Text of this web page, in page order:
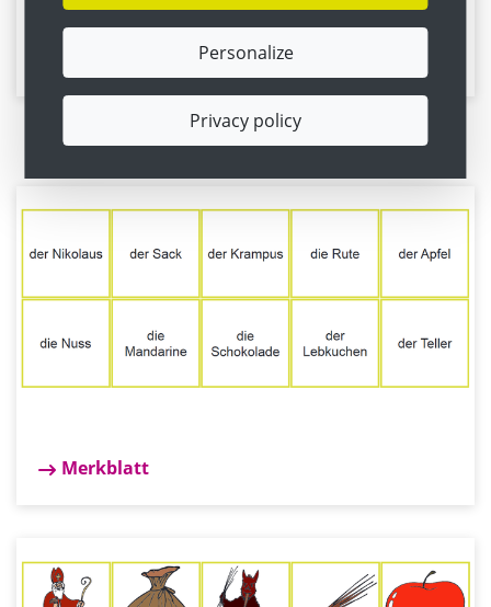
Merkblatt zum Ausfüllen
Pairs
Merkblatt
Personalize
Privacy policy